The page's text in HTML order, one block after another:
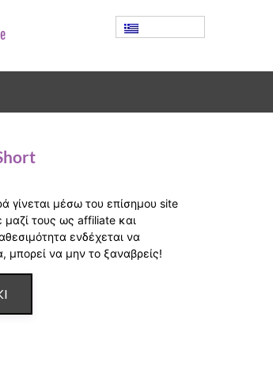
γίνεται μέσω του επίσημου site
τους ως affiliate και
ενδέχεται να
μπορεί να μην το ξαναβρείς!